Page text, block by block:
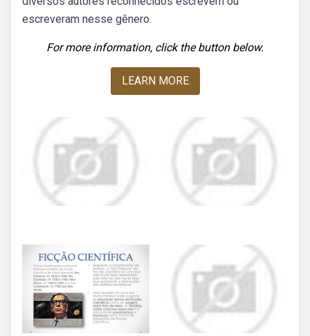
escreveram nesse gênero.
For more information, click the button below.
LEARN MORE